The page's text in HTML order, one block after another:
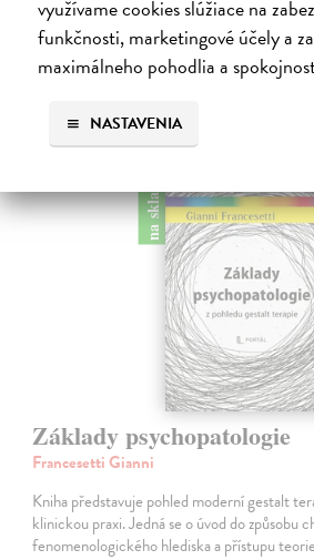
využívame cookies slúžiace na
funkčnosti, marketingové účely a
maximálneho pohodlia a
NASTAVENIA
20,76 €
21,40 € ?
Zasielame do 12 dní
na sklade
Základy psychopatologie
Francesetti Gianni
Kniha představuje pohled moderní gestalt
klinickou praxi. Jedná se o úvod do způsobu
fenomenologického hlediska a přístupu